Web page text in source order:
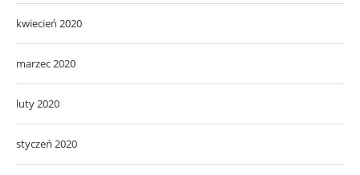
kwiecień 2020
marzec 2020
luty 2020
styczeń 2020